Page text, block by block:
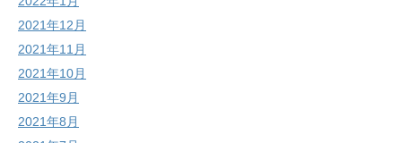
2021年12月
2021年11月
2021年10月
2021年9月
2021年8月